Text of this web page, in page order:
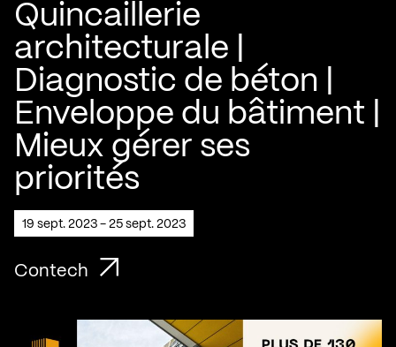
Quincaillerie
architecturale |
Diagnostic de béton |
Enveloppe du bâtiment |
Mieux gérer ses
priorités
19 sept. 2023 - 25 sept. 2023
Contech